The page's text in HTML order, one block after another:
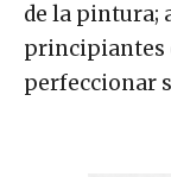
de la pintura;
principiantes
perfeccionar